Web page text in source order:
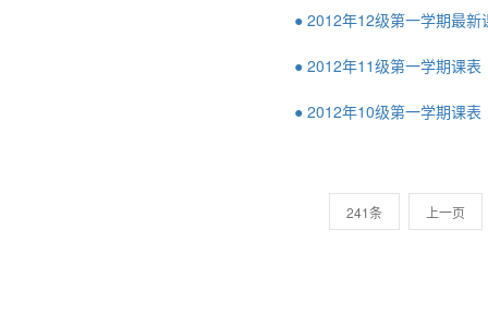
● 2012年12级第一学期最新
● 2012年11级第一学期课表
● 2012年10级第一学期课表
241条 上一页